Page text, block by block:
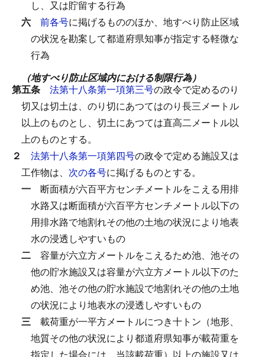
し、又は貯留する行為
六 前各号に掲げるもののほか、地すべり防止区域
の状況を勘案して都道府県知事が指定する軽微な
行為
（地すべり防止区域内における制限行為）
第五条 法第十八条第一項第三号の政令で定めるのり
切又は切土は、のり切にあつてはのり長三メートル
以上のものとし、切土にあつては直高二メートル以
上のものとする。
２ 法第十八条第一項第四号の政令で定める施設又は
工作物は、 次の各号に掲げるものとする。
一 断面積が六百平方センチメートルをこえる用排
水路又は断面積が六百平方センチメートル以下の
用排水路で地割れその他の土地の状況により地表
水の浸透しやすいもの
二 容量が六立方メートルをこえるため池、池その
他の貯水施設又は容量が六立方メートル以下のた
め池、池その他の貯水施設で地割れその他の土地
の状況により地表水の浸透しやすいもの
三 載荷重が一平方メートルにつき十トン（地形、
地質その他の状況により都道府県知事が載荷重を